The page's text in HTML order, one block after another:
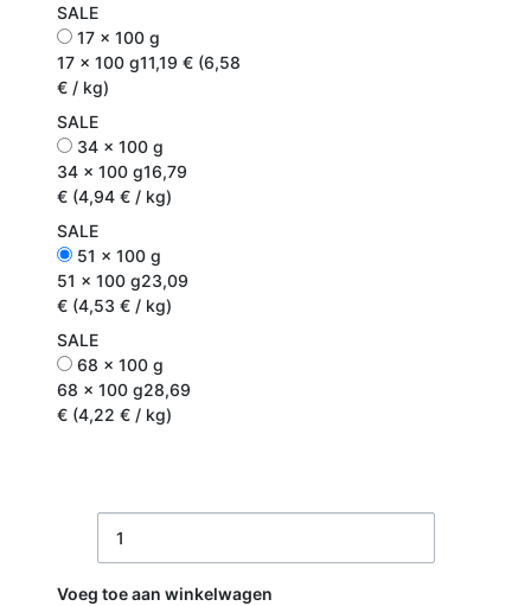
SALE
17 x 100 g
17 x 100 g11,19 € (6,58
€ / kg)
SALE
34 x 100 g
34 x 100 g16,79
€ (4,94 € / kg)
SALE
51 x 100 g
51 x 100 g23,09
€ (4,53 € / kg)
SALE
68 x 100 g
68 x 100 g28,69
€ (4,22 € / kg)
Voeg toe aan winkelwagen